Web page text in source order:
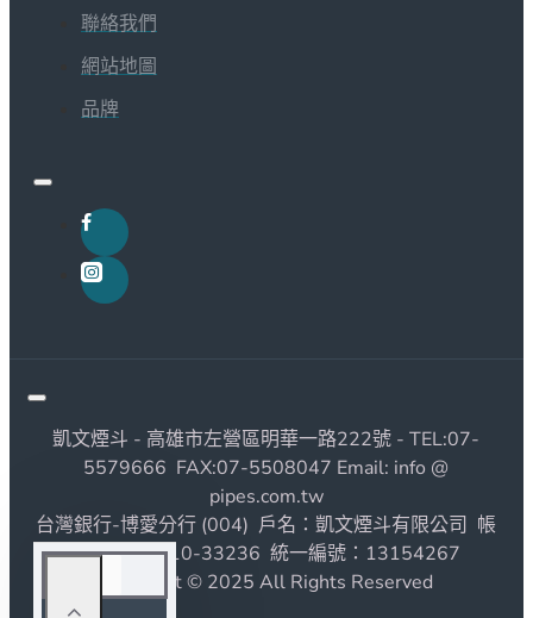
聯絡我們
網站地圖
品牌
凱文煙斗 - 高雄市左營區明華一路222號 - TEL:07-
5579666 FAX:07-5508047 Email: info @
pipes.com.tw
台灣銀行-博愛分行 (004) 戶名：凱文煙斗有限公司 帳
號：1190010-33236 統一編號：13154267
Copyright © 2025 All Rights Reserved